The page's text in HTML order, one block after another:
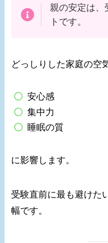
親の安定は、
トです。
どっしりした家庭の空
安心感
集中力
睡眠の質
に影響します。
受験直前に最も避けた
幅です。